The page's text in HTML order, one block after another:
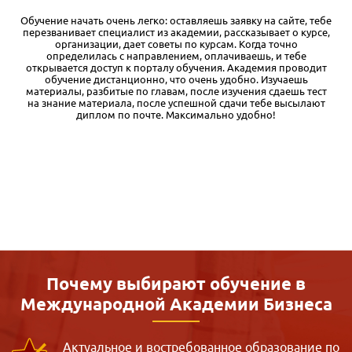
У нас на работе оплачивают курсы повышения квалификации,
вот я и решил получить дополнительную корочку. Выбрал
программу «Тендеры и госзакупки» в Международной
академии бизнеса IAB. Обучение проходит очень удобно: весь
материал структурирован в учебном кабинете, можно учить в
свободное время и даже в дороге. Если уже знаешь какую-то
часть материала — можно пропускать, что весьма убыстряет
процесс обучения. Диплом высылают по указанному адресу:
заказное письмо пришло без задержек. Проблем с оплатой от
Почему выбирают обучение в
Международной Академии Бизнеса
Актуальное и востребованное образование по